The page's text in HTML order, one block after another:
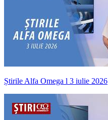
Știrile Alfa Omega l 3 iulie 2026